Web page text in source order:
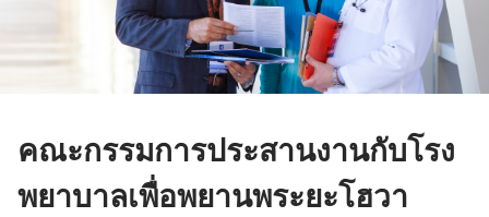
คณะ​กรรมการ​ประสาน​งาน​กับ​โรง​
พยาบาล​เพื่อ​พยาน​พระ​ยะโฮวา